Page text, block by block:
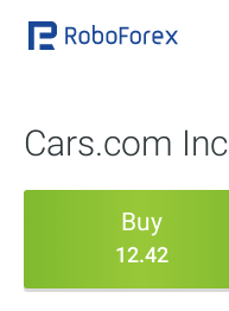
Cars.com Inc
Buy
12.42